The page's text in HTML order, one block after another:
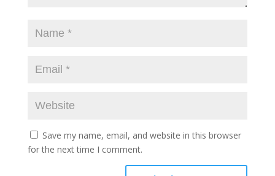
Save my name, email, and website in this browser
for the next time I comment.